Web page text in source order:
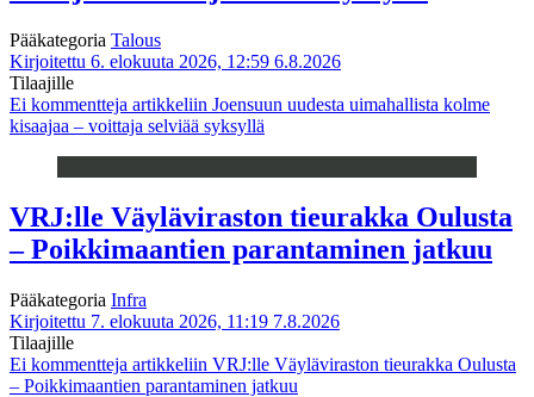
Pääkategoria Talous
Kirjoitettu 6. elokuuta 2026, 12:59 6.8.2026
Tilaajille
Ei kommentteja artikkeliin Joensuun uudesta uimahallista kolme
kisaajaa – voittaja selviää syksyllä
VRJ:lle Väyläviraston tieurakka Oulusta
– Poikkimaantien parantaminen jatkuu
Pääkategoria Infra
Kirjoitettu 7. elokuuta 2026, 11:19 7.8.2026
Tilaajille
Ei kommentteja artikkeliin VRJ:lle Väyläviraston tieurakka Oulusta
– Poikkimaantien parantaminen jatkuu